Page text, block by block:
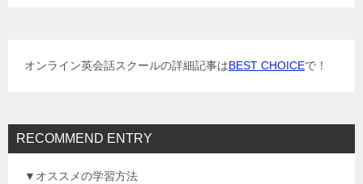
オンライン英会話スクールの詳細記事はBEST CHOICEで！
RECOMMEND ENTRY
▼オススメの学習方法